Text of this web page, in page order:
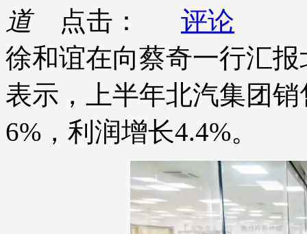
道点击：
评论
徐和谊在向蔡奇一行汇
表示，上半年北汽集团
6%，利润增长4.4%。